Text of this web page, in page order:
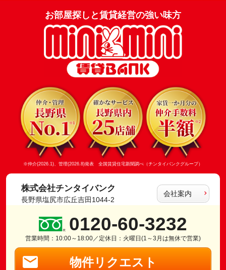
お部屋探しと賃貸経営の強い味方
※仲介(2026.1)、管理(2026.8)発表 全国賃貸住宅新聞調べ（チンタイバンクグループ）
株式会社チンタイバンク
長野県塩尻市広丘吉田1044-2
会社案内
0120-60-3232
営業時間：10:00～18:00／定休日：火曜日(1～3月は無休で営業)
物件リクエスト